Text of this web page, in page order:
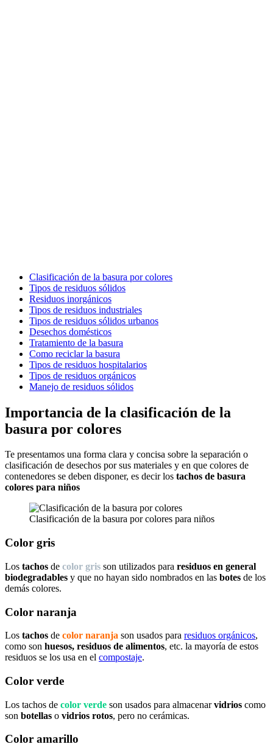
Clasificación de la basura por colores
Tipos de residuos sólidos
Residuos inorgánicos
Tipos de residuos industriales
Tipos de residuos sólidos urbanos
Desechos domésticos
Tratamiento de la basura
Como reciclar la basura
Tipos de residuos hospitalarios
Tipos de residuos orgánicos
Manejo de residuos sólidos
Importancia de la clasificación de la
basura por colores
Te presentamos una forma clara y concisa sobre la separación o
clasificación de desechos por sus materiales y en que colores de
contenedores se deben disponer, es decir los tachos de basura
colores para niños
Clasificación de la basura por colores para niños
Color gris
Los tachos de color gris son utilizados para residuos en general
biodegradables y que no hayan sido nombrados en las botes de los
demás colores.
Color naranja
Los tachos de color naranja son usados para residuos orgánicos,
como son huesos, residuos de alimentos, etc. la mayoría de estos
residuos se los usa en el compostaje.
Color verde
Los tachos de color verde son usados para almacenarvidrios como
son botellas o vidrios rotos, pero no cerámicas.
Color amarillo